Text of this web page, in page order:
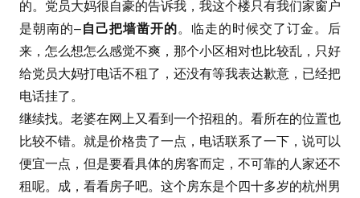
的。党员大妈很自豪的告诉我，我这个楼只有我们家窗户
是朝南的–自己把墙凿开的。临走的时候交了订金。后
来，怎么想怎么感觉不爽，那个小区相对也比较乱，只好
给党员大妈打电话不租了，还没有等我表达歉意，已经把
电话挂了。
继续找。老婆在网上又看到一个招租的。看所在的位置也
比较不错。就是价格贵了一点，电话联系了一下，说可以
便宜一点，但是要看具体的房客而定，不可靠的人家还不
租呢。成，看看房子吧。这个房东是个四十多岁的杭州男